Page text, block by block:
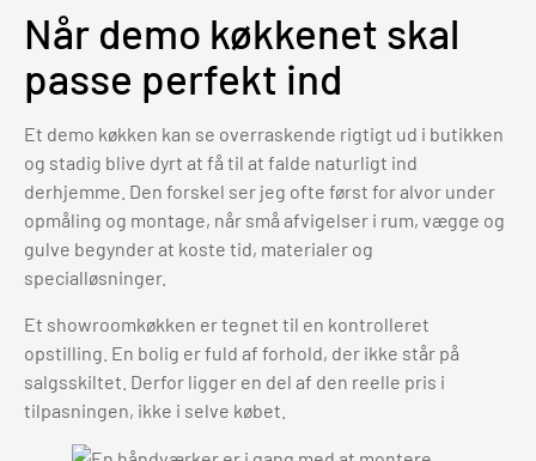
Når demo køkkenet skal
passe perfekt ind
Et demo køkken kan se overraskende rigtigt ud i butikken
og stadig blive dyrt at få til at falde naturligt ind
derhjemme. Den forskel ser jeg ofte først for alvor under
opmåling og montage, når små afvigelser i rum, vægge og
gulve begynder at koste tid, materialer og
specialløsninger.
Et showroomkøkken er tegnet til en kontrolleret
opstilling. En bolig er fuld af forhold, der ikke står på
salgsskiltet. Derfor ligger en del af den reelle pris i
tilpasningen, ikke i selve købet.